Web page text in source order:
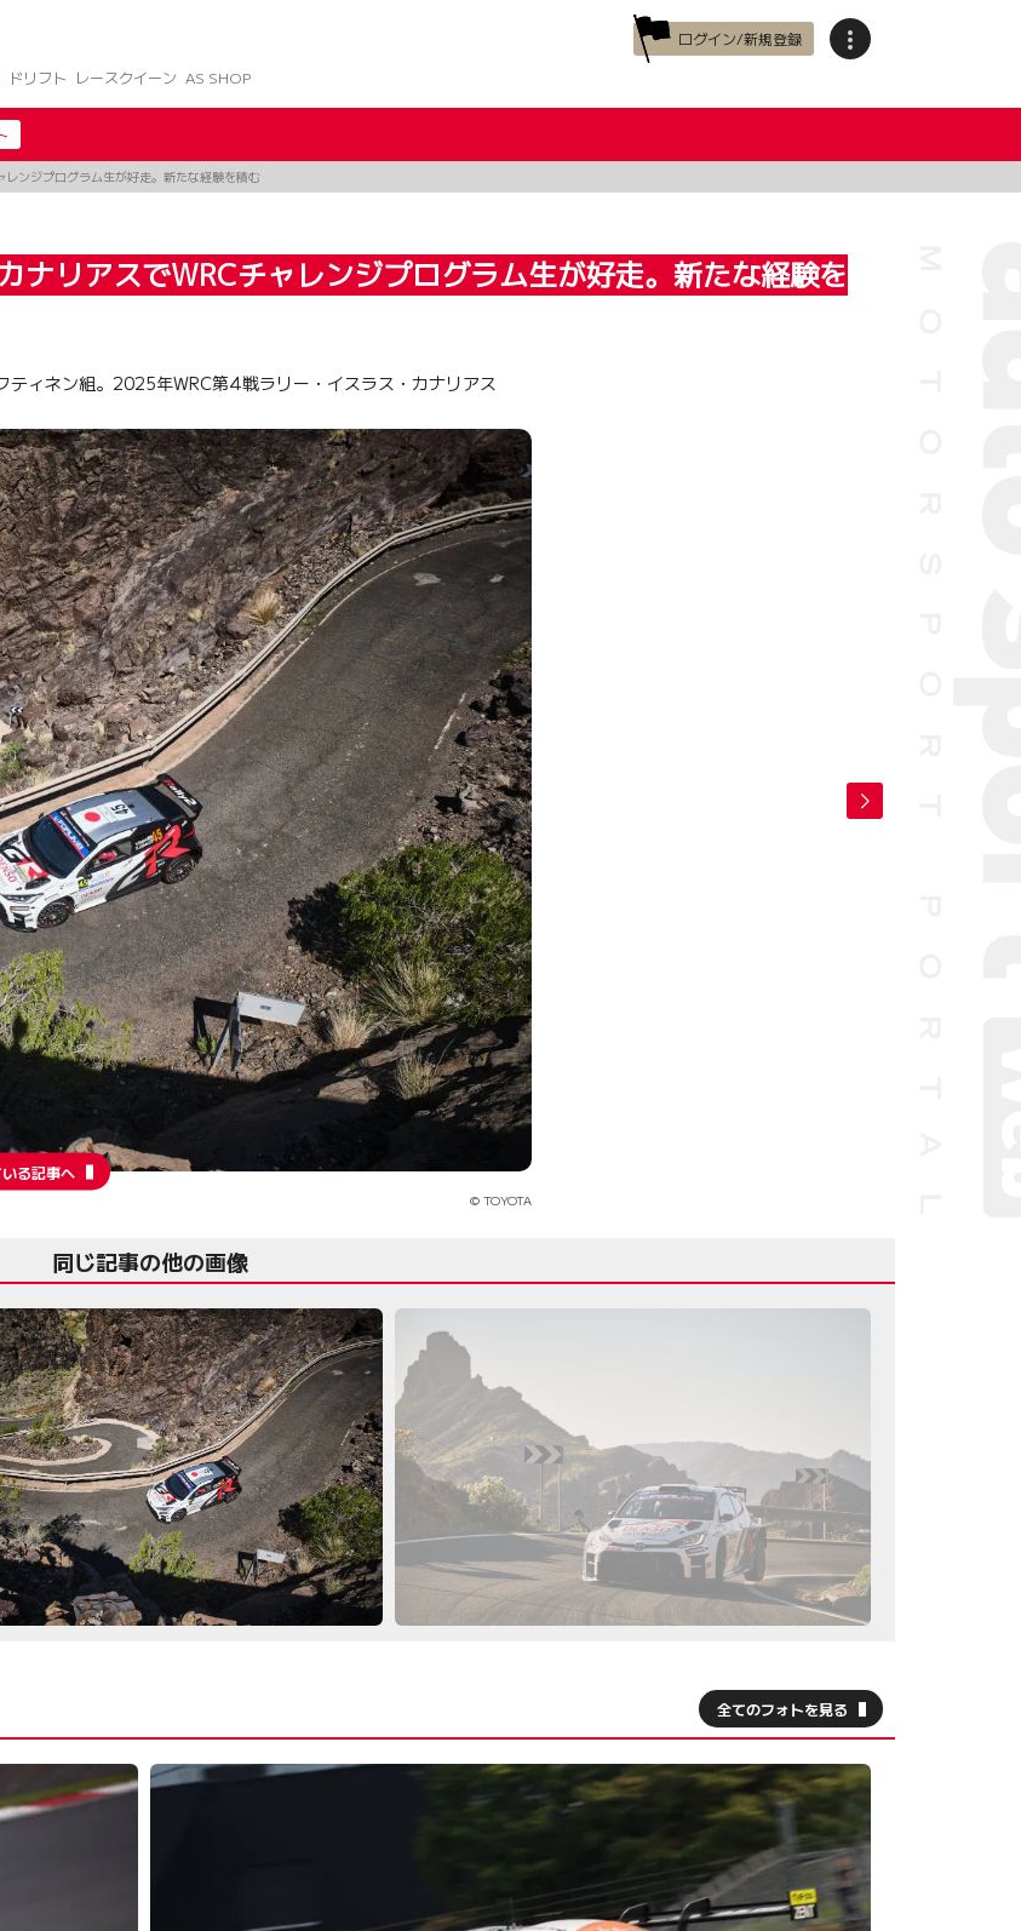
ログイン/新規登録
ドリフト レースクイーン AS SHOP
レンジプログラム生が好走。新たな経験を積む
ナリアスでWRCチャレンジプログラム生が好走。新たな経験を
ィネン組。2025年WRC第4戦ラリー・イスラス・カナリアス
る記事へ
© TOYOTA
同じ記事の他の画像
全てのフォトを見る